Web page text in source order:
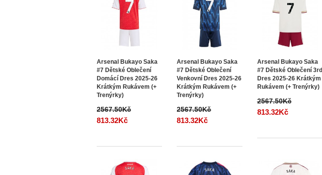
Arsenal Bukayo Saka
#7 Dětské Oblečení
Domácí Dres 2025-26
Krátkým Rukávem (+
Trenýrky)
2567.50Kč
813.32Kč
Arsenal Bukayo Saka
#7 Dětské Oblečení
Venkovní Dres 2025-26
Krátkým Rukávem (+
Trenýrky)
2567.50Kč
813.32Kč
Arsenal Bukayo Saka
#7 Dětské Oblečení 3rd
Dres 2025-26 Krátkým
Rukávem (+ Trenýrky)
2567.50Kč
813.32Kč